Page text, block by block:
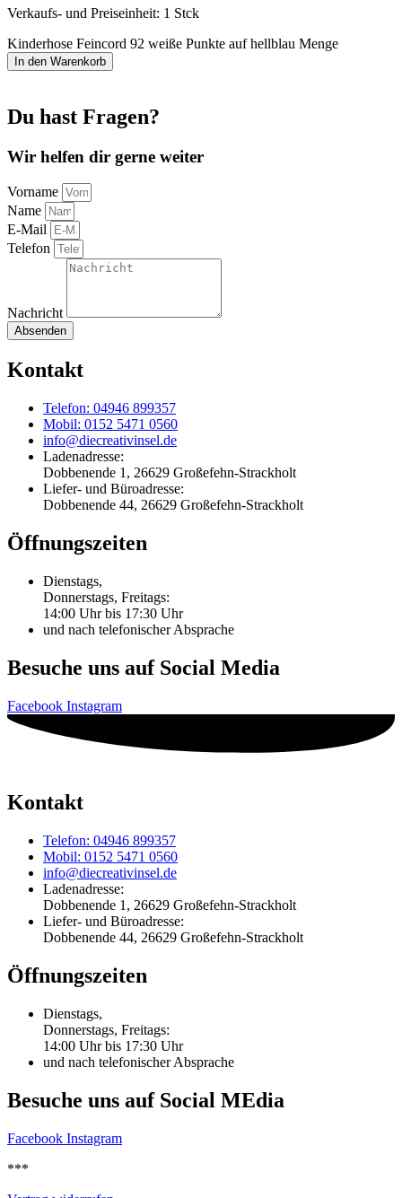
Verkaufs- und Preiseinheit: 1 Stck
Kinderhose Feincord 92 weiße Punkte auf hellblau Menge
In den Warenkorb
Du hast Fragen?
Wir helfen dir gerne weiter
Vorname
Name
E-Mail
Telefon
Nachricht
Absenden
Kontakt
Telefon: 04946 899357
Mobil: 0152 5471 0560
info@diecreativinsel.de
Ladenadresse:
Dobbenende 1, 26629 Großefehn-Strackholt
Liefer- und Büroadresse:
Dobbenende 44, 26629 Großefehn-Strackholt
Öffnungszeiten
Dienstags,
Donnerstags, Freitags:
14:00 Uhr bis 17:30 Uhr
und nach telefonischer Absprache
Besuche uns auf Social Media
Facebook Instagram
Kontakt
Telefon: 04946 899357
Mobil: 0152 5471 0560
info@diecreativinsel.de
Ladenadresse:
Dobbenende 1, 26629 Großefehn-Strackholt
Liefer- und Büroadresse:
Dobbenende 44, 26629 Großefehn-Strackholt
Öffnungszeiten
Dienstags,
Donnerstags, Freitags:
14:00 Uhr bis 17:30 Uhr
und nach telefonischer Absprache
Besuche uns auf Social MEdia
Facebook Instagram
***